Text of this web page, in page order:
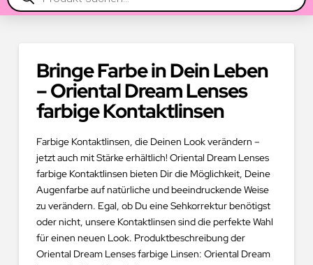
search
Bringe Farbe in Dein Leben
– Oriental Dream Lenses
farbige Kontaktlinsen
Farbige Kontaktlinsen, die Deinen Look verändern –
jetzt auch mit Stärke erhältlich! Oriental Dream Lenses
farbige Kontaktlinsen bieten Dir die Möglichkeit, Deine
Augenfarbe auf natürliche und beeindruckende Weise
zu verändern. Egal, ob Du eine Sehkorrektur benötigst
oder nicht, unsere Kontaktlinsen sind die perfekte Wahl
für einen neuen Look. Produktbeschreibung der
Oriental Dream Lenses farbige Linsen: Oriental Dream